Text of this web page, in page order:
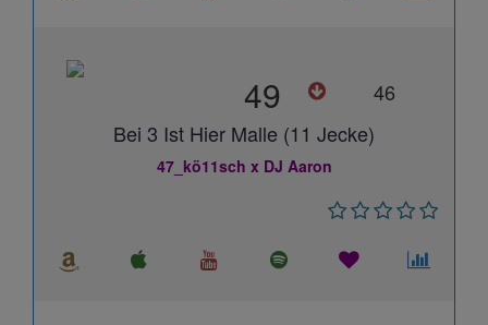
49
46
Bei 3 Ist Hier Malle (11 Jecke)
47_kö11sch x DJ Aaron